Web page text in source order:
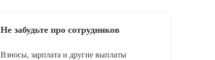
Не забудьте про сотрудников
Взносы, зарплата и другие выплаты